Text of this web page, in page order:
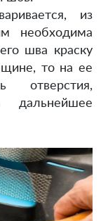
из
необходима
шва краску
то на ее
отверстия,
дальнейшее